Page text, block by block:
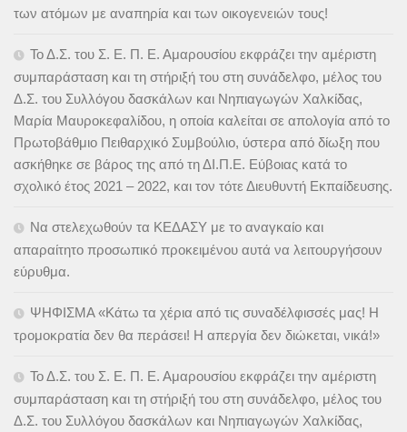
των ατόμων με αναπηρία και των οικογενειών τους!
Το Δ.Σ. του Σ. Ε. Π. Ε. Αμαρουσίου εκφράζει την αμέριστη
συμπαράσταση και τη στήριξή του στη συνάδελφο, μέλος του
Δ.Σ. του Συλλόγου δασκάλων και Νηπιαγωγών Χαλκίδας,
Μαρία Μαυροκεφαλίδου, η οποία καλείται σε απολογία από το
Πρωτοβάθμιο Πειθαρχικό Συμβούλιο, ύστερα από δίωξη που
ασκήθηκε σε βάρος της από τη ΔΙ.Π.Ε. Εύβοιας κατά το
σχολικό έτος 2021 – 2022, και τον τότε Διευθυντή Εκπαίδευσης.
Να στελεχωθούν τα ΚΕΔΑΣΥ με το αναγκαίο και
απαραίτητο προσωπικό προκειμένου αυτά να λειτουργήσουν
εύρυθμα.
ΨΗΦΙΣΜΑ «Κάτω τα χέρια από τις συναδέλφισσές μας! Η
τρομοκρατία δεν θα περάσει! Η απεργία δεν διώκεται, νικά!»
Το Δ.Σ. του Σ. Ε. Π. Ε. Αμαρουσίου εκφράζει την αμέριστη
συμπαράσταση και τη στήριξή του στη συνάδελφο, μέλος του
Δ.Σ. του Συλλόγου δασκάλων και Νηπιαγωγών Χαλκίδας,